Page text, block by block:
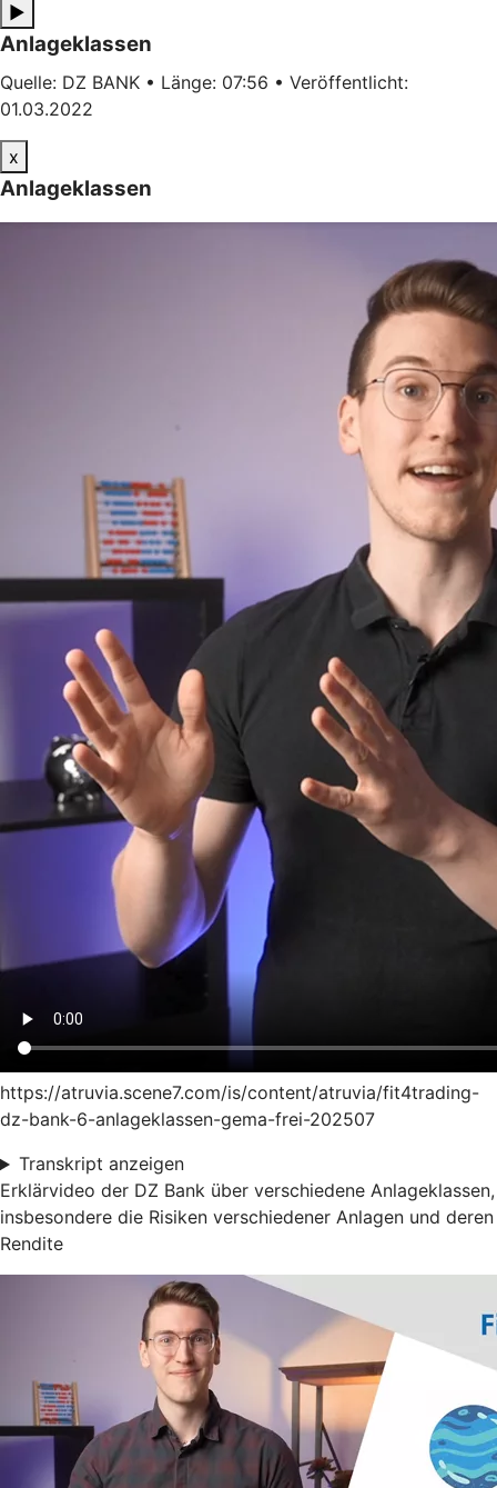
▶
Anlageklassen
Quelle: DZ BANK • Länge: 07:56 • Veröffentlicht:
01.03.2022
x
Anlageklassen
https://atruvia.scene7.com/is/content/atruvia/fit4trading-
dz-bank-6-anlageklassen-gema-frei-202507
Transkript anzeigen
Erklärvideo der DZ Bank über verschiedene Anlageklassen,
insbesondere die Risiken verschiedener Anlagen und deren
Rendite